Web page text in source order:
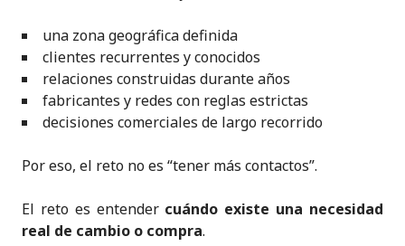
una zona geográfica definida
clientes recurrentes y conocidos
relaciones construidas durante años
fabricantes y redes con reglas estrictas
decisiones comerciales de largo recorrido
Por eso, el reto no es “tener más contactos”.
El reto es entender cuándo existe una necesidad
real de cambio o compra.